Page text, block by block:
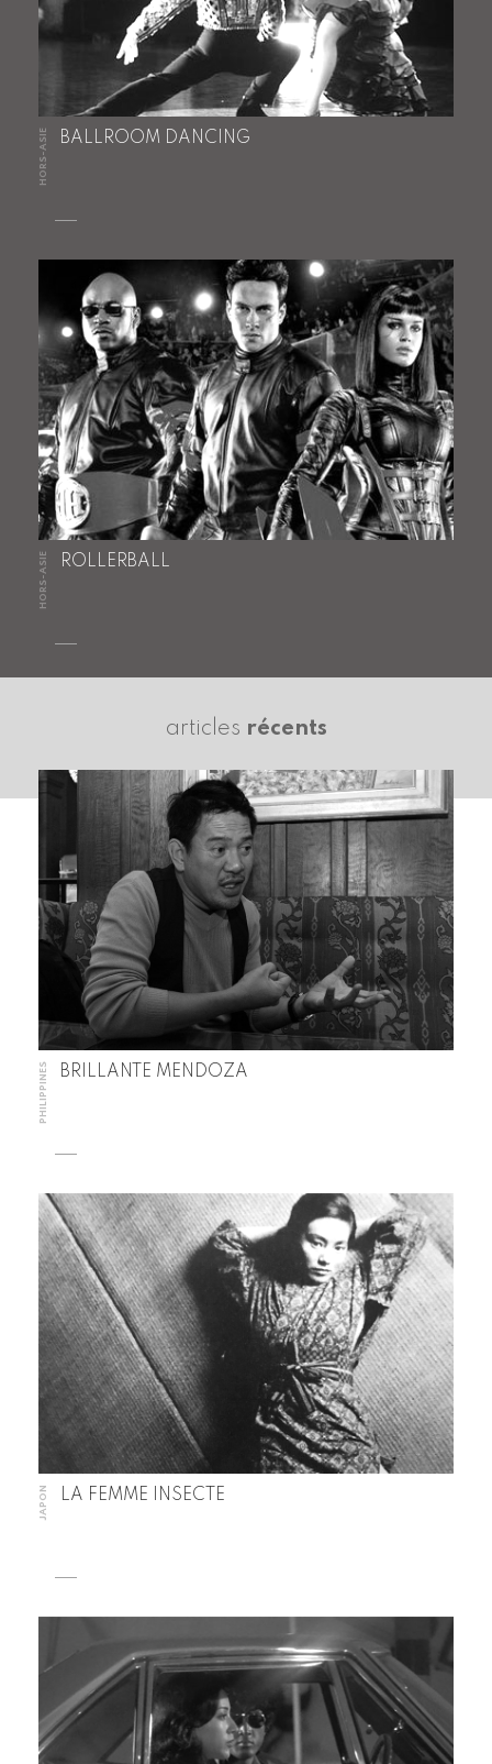
HORS-ASIE BALLROOM DANCING
HORS-ASIE ROLLERBALL
articles récents
PHILIPPINES BRILLANTE MENDOZA
JAPON LA FEMME INSECTE